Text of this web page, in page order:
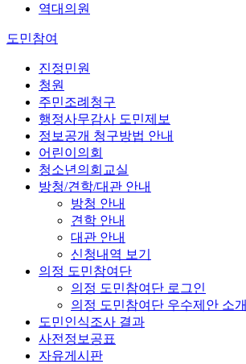
역대의원
도민참여
진정민원
청원
주민조례청구
행정사무감사 도민제보
정보공개 청구방법 안내
어린이의회
청소년의회교실
방청/견학/대관 안내
방청 안내
견학 안내
대관 안내
신청내역 보기
의정 도민참여단
의정 도민참여단 로그인
의정 도민참여단 우수제안 소개
도민인식조사 결과
사전정보공표
자유게시판